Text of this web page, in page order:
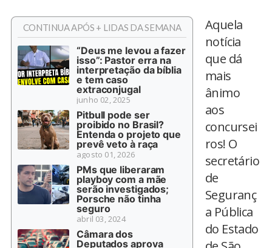
CONTINUA APÓS + LIDAS DA SEMANA
“Deus me levou a fazer
isso”: Pastor erra na
interpretação da bíblia
e tem caso
extraconjugal
junho 02, 2025
Pitbull pode ser
proibido no Brasil?
Entenda o projeto que
prevê veto à raça
agosto 01, 2026
PMs que liberaram
playboy com a mãe
serão investigados;
Porsche não tinha
seguro
abril 03, 2024
Câmara dos
Deputados aprova
Aquela
notícia
que dá
mais
ânimo
aos
concursei
ros! O
secretário
de
Seguranç
a Pública
do Estado